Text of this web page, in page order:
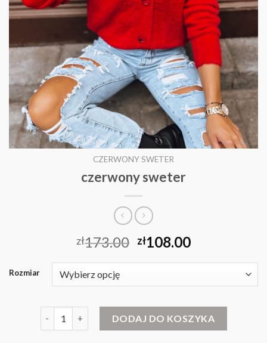
CZERWONY SWETER
czerwony sweter
zł173.00 zł108.00
Rozmiar
DODAJ DO KOSZYKA